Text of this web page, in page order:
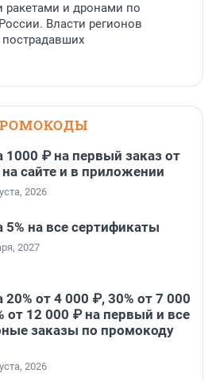
ракетами и дронами по
Власти регионов
1000 ₽ на первый заказ от
сайте и в приложении
2026
5% на все сертификаты
2027
20% от 4 000 ₽, 30% от 7 000
от 12 000 ₽ на первый и все
заказы по промокоду
2026